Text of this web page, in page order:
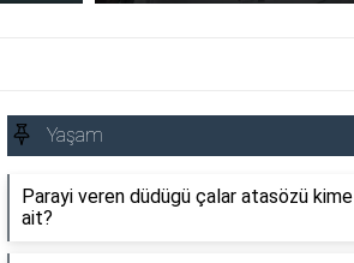
Yaşam
Parayi veren düdügü çalar atasözü kime
ait?